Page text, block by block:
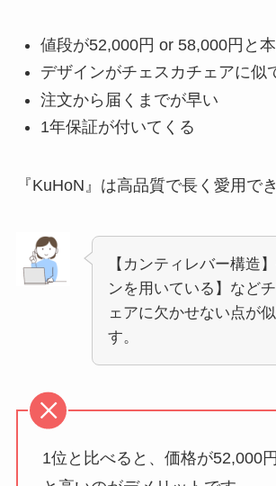
値段が52,000円 or 58,000円と
デザインがチェスカチェアに似
注文から届くまでが早い
1年保証が付いてくる
『KuHoN』は高品質で長く愛用で
【カンティレバー構造
ンを用いている】など
ェアに欠かせない点が
す。
1位と比べると、価格が52,000